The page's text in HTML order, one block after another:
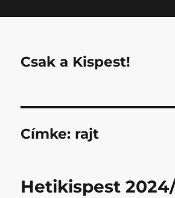
Csak a Kispest!
Címke: rajt
Hetikispest